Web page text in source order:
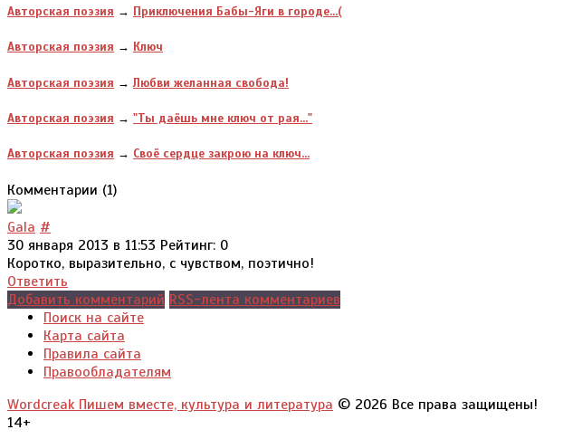
Авторская поэзия → Приключения Бабы-Яги в городе...(
Авторская поэзия → Ключ
Авторская поэзия →Любви желанная свобода!
Авторская поэзия → "Ты даёшь мне ключ от рая..."
Авторская поэзия → Своё сердце закрою на ключ...
Комментарии (1)
Gala #
30 января 2013 в 11:53 Рейтинг: 0
Коротко, выразительно, с чувством, поэтично!
Ответить
Добавить комментарий RSS-лента комментариев
Поиск на сайте
Карта сайта
Правила сайта
Правообладателям
Wordcreak Пишем вместе, культура и литература © 2026 Все права защищены!
14+